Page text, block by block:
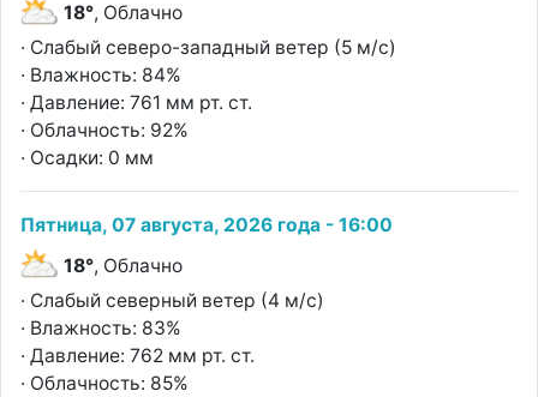
18°, Облачно
· Слабый северо-западный ветер (5 м/с)
· Влажность: 84%
· Давление: 761 мм рт. ст.
· Облачность: 92%
· Осадки: 0 мм
Пятница, 07 августа, 2026 года - 16:00
18°, Облачно
· Слабый северный ветер (4 м/с)
· Влажность: 83%
· Давление: 762 мм рт. ст.
· Облачность: 85%